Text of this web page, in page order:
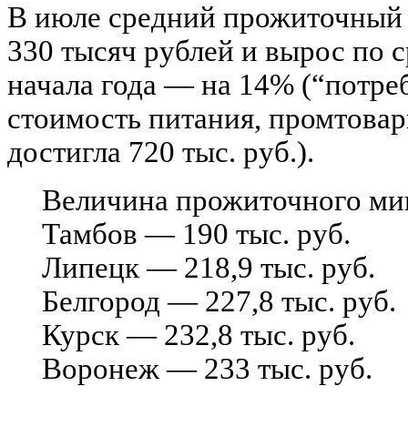
В июле средний прожиточный
330 тысяч рублей и вырос по
начала года — на 14%
стоимость питания,
достигла 720 тыс. руб.).
Величина прожиточного
Тамбов — 190 тыс. руб.
Липецк — 218,9 тыс. руб.
Белгород — 227,8 тыс. руб.
Курск — 232,8 тыс. руб.
Воронеж — 233 тыс. руб.